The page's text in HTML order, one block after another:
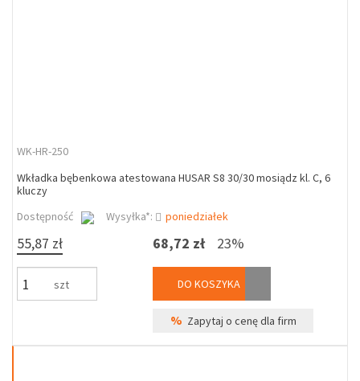
WK-HR-250
Wkładka bębenkowa atestowana HUSAR S8 30/30 mosiądz kl. C, 6
kluczy
Dostępność
Wysyłka*: poniedziałek
55,87 zł
szt
68,72 zł 23%
DO KOSZYKA
% Zapytaj o cenę dla firm